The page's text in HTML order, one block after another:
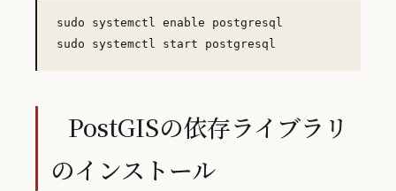
sudo systemctl enable postgresql
PostGISの依存ライブラリ
のインストール